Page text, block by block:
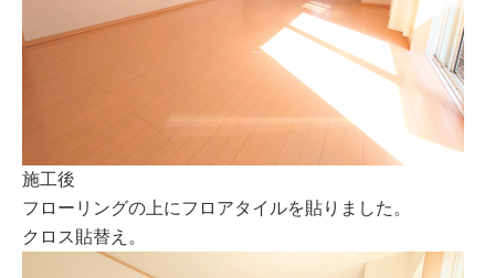
施工後
フローリングの上にフロアタイルを貼りました。
クロス貼替え。